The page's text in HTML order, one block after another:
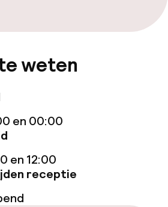
weten
en 00:00
en 12:00
receptie